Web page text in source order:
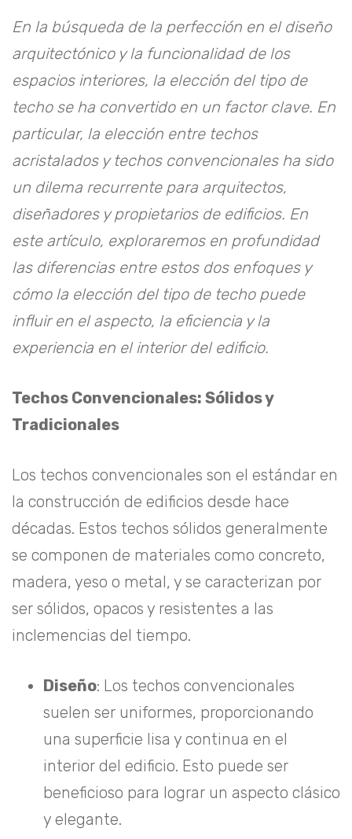
En la búsqueda de la perfección en el diseño
arquitectónico y la funcionalidad de los
espacios interiores, la elección del tipo de
techo se ha convertido en un factor clave. En
particular, la elección entre techos
acristalados y techos convencionales ha sido
un dilema recurrente para arquitectos,
diseñadores y propietarios de edificios. En
este artículo, exploraremos en profundidad
las diferencias entre estos dos enfoques y
cómo la elección del tipo de techo puede
influir en el aspecto, la eficiencia y la
experiencia en el interior del edificio.
Techos Convencionales: Sólidos y
Tradicionales
Los techos convencionales son el estándar en
la construcción de edificios desde hace
décadas. Estos techos sólidos generalmente
se componen de materiales como concreto,
madera, yeso o metal, y se caracterizan por
ser sólidos, opacos y resistentes a las
inclemencias del tiempo.
Diseño: Los techos convencionales
suelen ser uniformes, proporcionando
una superficie lisa y continua en el
interior del edificio. Esto puede ser
beneficioso para lograr un aspecto clásico
y elegante.